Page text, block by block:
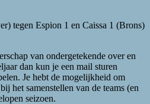
tegen Espion 1 en Caissa 1 (Brons)
van ondergetekende over en
dan kun je een mail sturen
Je hebt de mogelijkheid om
het samenstellen van de teams (en
seizoen.